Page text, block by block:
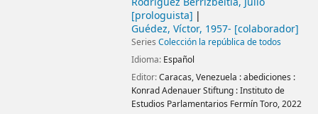
[prologuista]
Guédez, Víctor, 1957- [colaborador]
Series Colección la república de todos
Idioma: Español
Editor:Caracas, Venezuela :abediciones :
Konrad Adenauer Stiftung :Instituto de
Estudios Parlamentarios Fermín Toro,2022